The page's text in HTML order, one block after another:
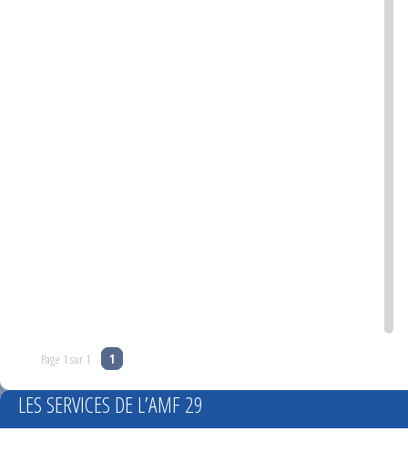
Page 1 sur 1 1
LES SERVICES DE L’AMF 29